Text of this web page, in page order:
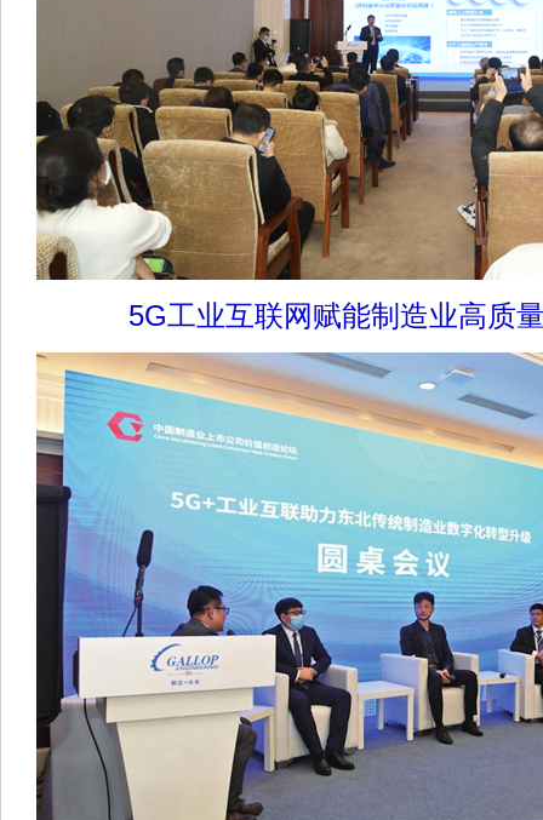
5G工业互联网赋能制造业高质